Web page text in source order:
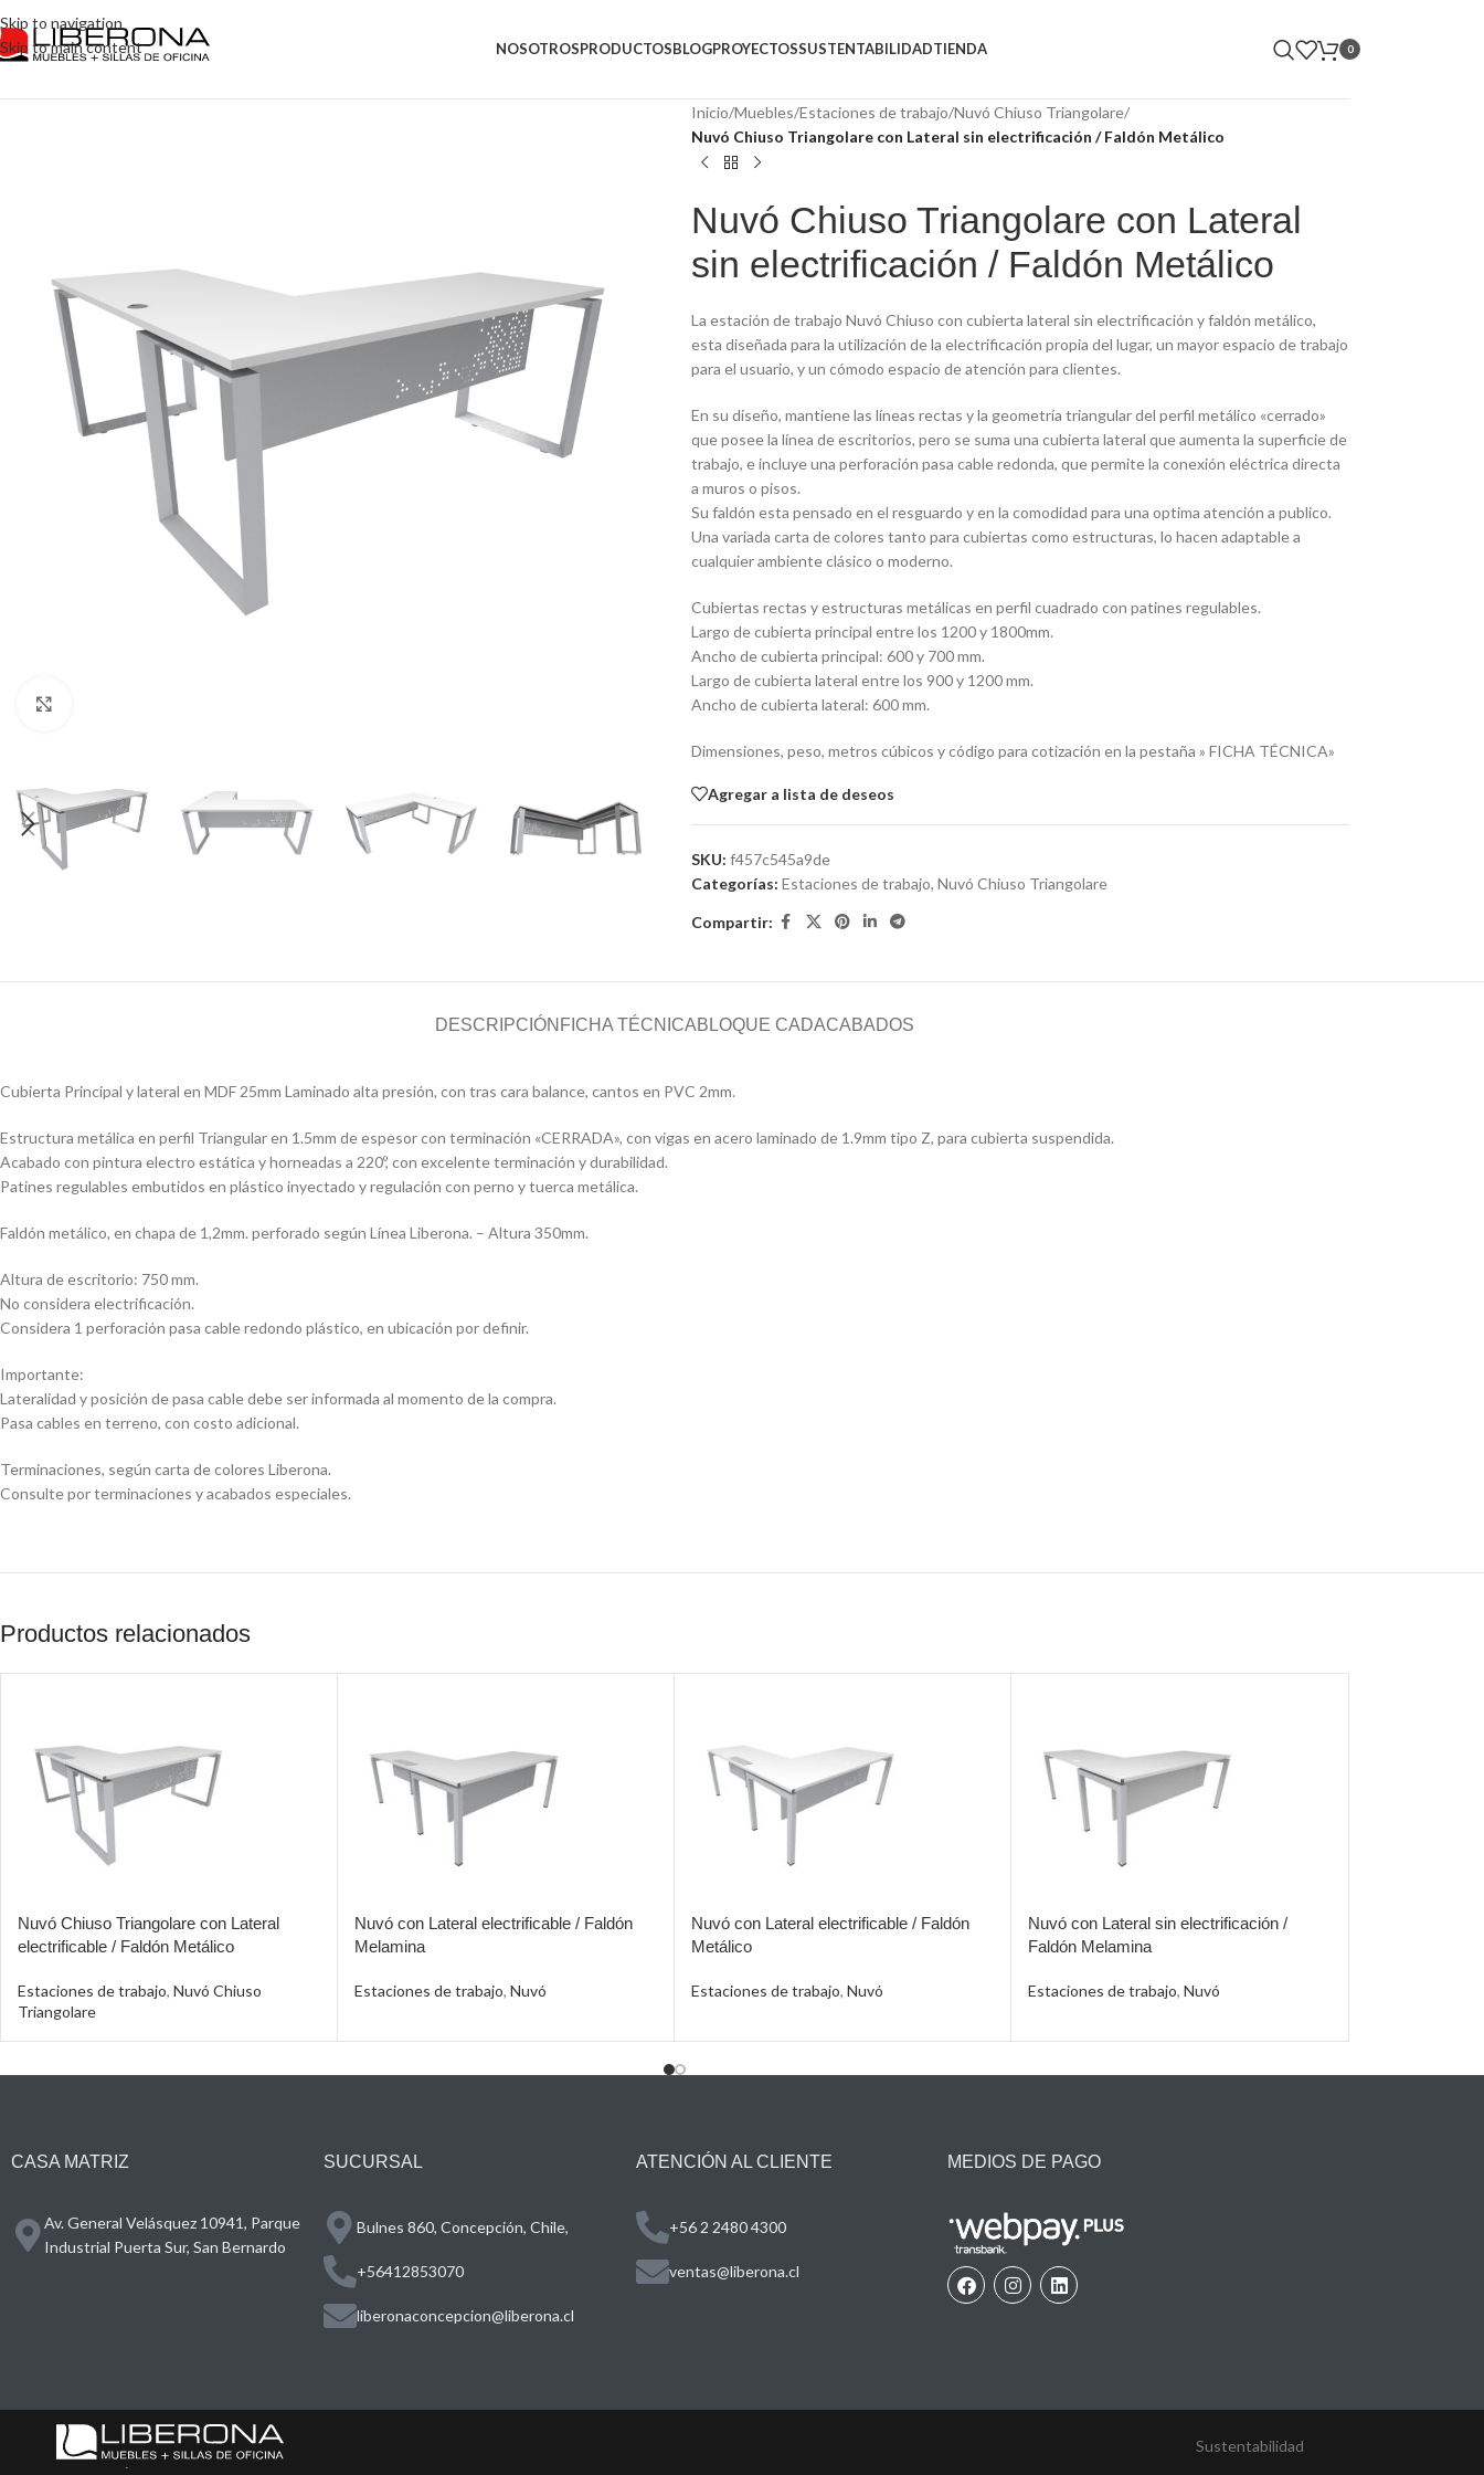
Skip to navigation
Skip to main content
NOSOTROSPRODUCTOSBLOGPROYECTOSSUSTENTABILIDADTIENDA 0
Inicio/Muebles/Estaciones de trabajo/Nuvó Chiuso Triangolare/
Nuvó Chiuso Triangolare con Lateral sin electrificación / Faldón Metálico
Nuvó Chiuso Triangolare con Lateral
sin electrificación / Faldón Metálico
La estación de trabajo Nuvó Chiuso con cubierta lateral sin electrificación y faldón metálico,
esta diseñada para la utilización de la electrificación propia del lugar, un mayor espacio de trabajo
para el usuario, y un cómodo espacio de atención para clientes.
En su diseño, mantiene las líneas rectas y la geometría triangular del perfil metálico «cerrado»
que posee la línea de escritorios, pero se suma una cubierta lateral que aumenta la superficie de
trabajo, e incluye una perforación pasa cable redonda, que permite la conexión eléctrica directa
a muros o pisos.
Su faldón esta pensado en el resguardo y en la comodidad para una optima atención a publico.
Una variada carta de colores tanto para cubiertas como estructuras, lo hacen adaptable a
cualquier ambiente clásico o moderno.
Cubiertas rectas y estructuras metálicas en perfil cuadrado con patines regulables.
Largo de cubierta principal entre los 1200 y 1800mm.
Ancho de cubierta principal: 600 y 700 mm.
Largo de cubierta lateral entre los 900 y 1200 mm.
Ancho de cubierta lateral: 600 mm.
Dimensiones, peso, metros cúbicos y código para cotización en la pestaña » FICHA TÉCNICA»
Agregar a lista de deseos
SKU: f457c545a9de
Categorías: Estaciones de trabajo, Nuvó Chiuso Triangolare
Compartir:
DESCRIPCIÓN FICHA TÉCNICABLOQUE CADACABADOS
Cubierta Principal y lateral en MDF 25mm Laminado alta presión, con tras cara balance, cantos en PVC 2mm.
Estructura metálica en perfil Triangular en 1.5mm de espesor con terminación «CERRADA», con vigas en acero laminado de 1.9mm tipo Z, para cubierta suspendida.
Acabado con pintura electro estática y horneadas a 220º, con excelente terminación y durabilidad.
Patines regulables embutidos en plástico inyectado y regulación con perno y tuerca metálica.
Faldón metálico, en chapa de 1,2mm. perforado según Línea Liberona. – Altura 350mm.
Altura de escritorio: 750 mm.
No considera electrificación.
Considera 1 perforación pasa cable redondo plástico, en ubicación por definir.
Importante:
Lateralidad y posición de pasa cable debe ser informada al momento de la compra.
Pasa cables en terreno, con costo adicional.
Terminaciones, según carta de colores Liberona.
Consulte por terminaciones y acabados especiales.
Productos relacionados
Nuvó Chiuso Triangolare con Lateral
electrificable / Faldón Metálico
Estaciones de trabajo, Nuvó Chiuso
Triangolare
Nuvó con Lateral electrificable / Faldón
Melamina
Estaciones de trabajo, Nuvó
Nuvó con Lateral electrificable / Faldón
Metálico
Estaciones de trabajo, Nuvó
Nuvó con Lateral sin electrificación /
Faldón Melamina
Estaciones de trabajo, Nuvó
CASA MATRIZ
Av. General Velásquez 10941, Parque
Industrial Puerta Sur, San Bernardo
SUCURSAL
Bulnes 860, Concepción, Chile,
+56412853070
liberonaconcepcion@liberona.cl
ATENCIÓN AL CLIENTE
+56 2 2480 4300
ventas@liberona.cl
MEDIOS DE PAGO
Sustentabilidad